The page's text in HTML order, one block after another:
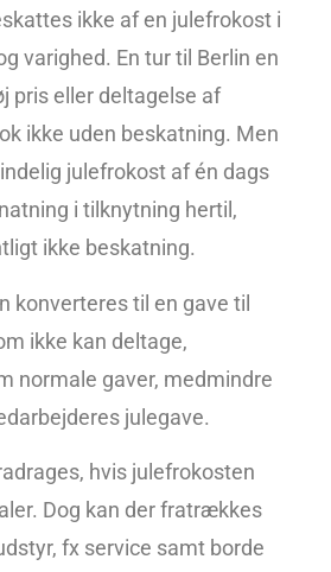
ikke af en julefrokost i
varighed. En tur til Berlin en
pris eller deltagelse af
ikke uden beskatning. Men
julefrokost af én dags
i tilknytning hertil,
ikke beskatning.
konverteres til en gave til
ikke kan deltage,
normale gaver, medmindre
julegave.
hvis julefrokosten
Dog kan der fratrækkes
fx service samt borde